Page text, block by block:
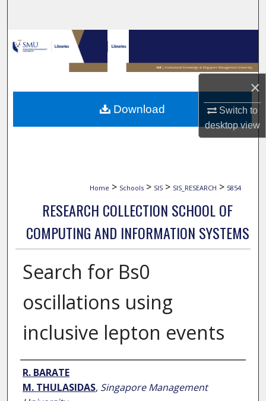
×
Switch to
desktopview
Browse Collections
My Account
About
Digital Commons Network™
Home > Schools > SIS > SIS_RESEARCH > 5854
RESEARCH COLLECTION SCHOOL OF
COMPUTING AND INFORMATION SYSTEMS
Search for Bs0
oscillations using
inclusive lepton events
Author
R. BARATE
M. THULASIDAS, Singapore Management
Download